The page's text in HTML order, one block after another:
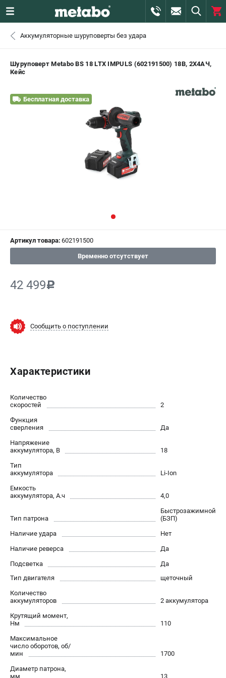
СРАВНЕНИЕ ( 0 )
ВХОД ИЛИ РЕГИСТРАЦИЯ
+7 (911) 360-06-14 | +7 (8112) 59-10-67
САНКТ-ПЕТЕРБУРГ
0 ₽
Юридическим лицам
Контакты
Правила обмена и возврата
Способы оплаты
О компании
О бренде
Новости
Как нас найти
Пользовательское соглашение
Дрели
Лобзики
Пылесосы
АККУМУЛЯТОРНЫЙ ИНСТРУМЕНТ
Аккумуляторные шуруповерты
Аккумуляторные шуруповерты без удара
Шуруповерт Metabo BS 18 LTX IMPULS (602191500) 18В, 2X4АЧ,
Кейс
Бесплатная доставка
Артикул товара: 602191500
Временно отсутствует
42 499c
Сообщить о поступлении
Характеристики
Количество
скоростей
2
Функция
сверления
Да
Напряжение
аккумулятора, В
18
Тип
аккумулятора
Li-Ion
Емкость
аккумулятора, А.ч
4,0
Тип патрона
Быстрозажимной
(БЗП)
Наличие удара
Нет
Наличие реверса
Да
Подсветка
Да
Тип двигателя
щеточный
Количество
аккумуляторов
2 аккумулятора
Крутящий момент,
Нм
110
Максимальное
число оборотов, об/
мин
1700
Диаметр патрона,
мм
13